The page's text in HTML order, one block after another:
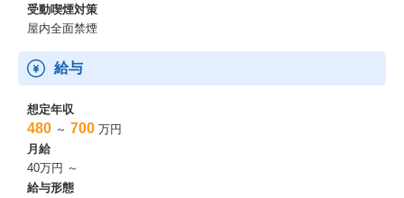
受動喫煙対策
屋内全面禁煙
給与
想定年収
480 ～ 700 万円
月給
40万円 ～
給与形態